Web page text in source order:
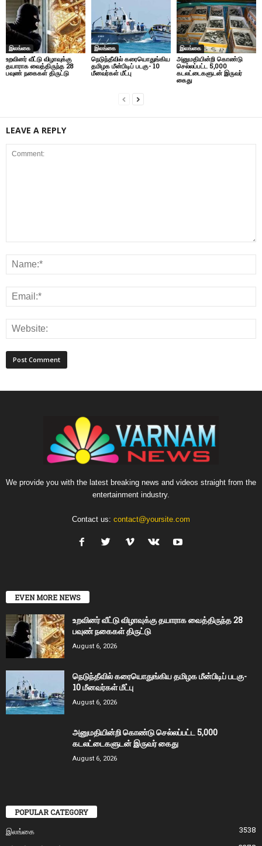
இலங்கை
உறவினர் வீட்டு விழாவுக்கு
தயாராக வைத்திருந்த 28
பவுண் நகைகள் திருட்டு
இலங்கை
நெடுந்தீவில் கரையொதுங்கிய
தமிழக மீன்பிடிப் படகு- 10
மீனவர்கள் மீட்பு
இலங்கை
அனுமதியின்றி கொண்டு
செல்லப்பட்ட 5,000
கடலட்டைகளுடன் இருவர்
கைது
LEAVE A REPLY
We provide you with the latest breaking news and videos straight from the
entertainment industry.
Contact us: contact@yoursite.com
EVEN MORE NEWS
உறவினர் வீட்டு விழாவுக்கு தயாராக வைத்திருந்த 28
பவுண் நகைகள் திருட்டு
August 6, 2026
நெடுந்தீவில் கரையொதுங்கிய தமிழக மீன்பிடிப் படகு-
10 மீனவர்கள் மீட்பு
August 6, 2026
அனுமதியின்றி கொண்டு செல்லப்பட்ட 5,000
கடலட்டைகளுடன் இருவர் கைது
August 6, 2026
POPULAR CATEGORY
இலங்கை
3538